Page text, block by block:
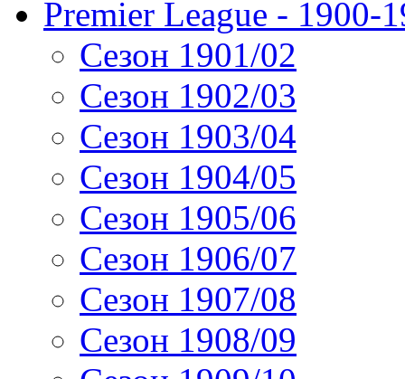
Premier League - 1900-
Сезон 1901/02
Сезон 1902/03
Сезон 1903/04
Сезон 1904/05
Сезон 1905/06
Сезон 1906/07
Сезон 1907/08
Сезон 1908/09